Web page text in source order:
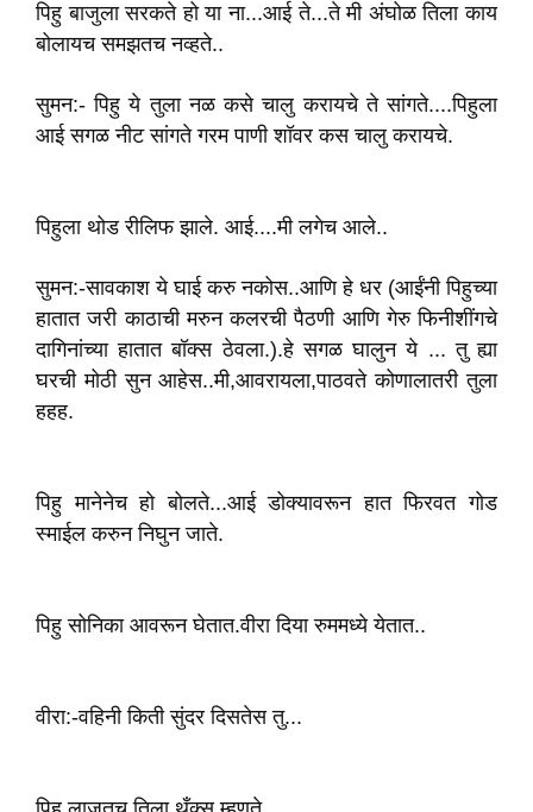
पिहु बाजुला सरकते हो‌ या ना...आई ते...ते मी अंघोळ तिला काय
बोलायच समझतच नव्हते..
सुमन:- पिहु ये तुला नळ कसे चालु करायचे ते‌ सांगते....पिहुला
आई सगळ नीट सांगते गरम पाणी शॉवर‌ कस चालु करायचे.
पिहुला थोड‌ रीलिफ झाले. आई....मी लगेच आले..
सुमन:-सावकाश ये घाई करु नकोस..आणि हे धर (आईंनी पिहुच्या
हातात जरी काठाची मरुन कलरची पैठणी आणि गेरु फिनीशींगचे
दागिनांच्या हातात बॉक्स ठेवला.).हे सगळ घालुन ये ... तु ह्या
घरची मोठी सुन आहेस..मी,आवरायला,पाठवते कोणालातरी तुला
हहह.
पिहु मानेनेच हो बोलते...आई डोक्यावरून हात फिरवत गोड
स्माईल करुन निघुन जाते.
पिहु सोनिका आवरून घेतात.वीरा दिया रुममध्ये येतात..
वीरा:-वहिनी किती सुंदर दिसतेस तु...